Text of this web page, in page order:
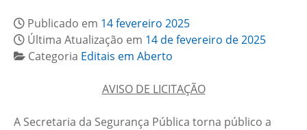
Publicado em 14 fevereiro 2025
Última Atualização em 14 de fevereiro de 2025
Categoria Editais em Aberto
AVISO DE LICITAÇÃO
A Secretaria da Segurança Pública torna público a